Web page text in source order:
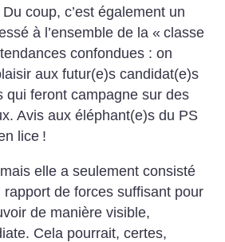
coup, c’est également un
à l’ensemble de la « classe
confondues : on
aux futur(e)s candidat(e)s
qui feront campagne sur des
Avis aux éléphant(e)s du PS
lice !
elle a seulement consisté
rapport de forces suffisant pour
de manière visible,
Cela pourrait, certes,